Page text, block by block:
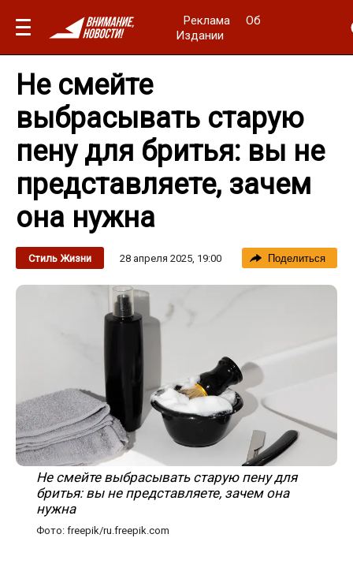
Реклама
Об
Издании
Не смейте
выбрасывать старую
пену для бритья: вы не
представляете, зачем
она нужна
Стиль Жизни 28 апреля 2025, 19:00 Поделиться
Не смейте выбрасывать старую пену для
бритья: вы не представляете, зачем она
нужна
Фото: freepik/ru.freepik.com